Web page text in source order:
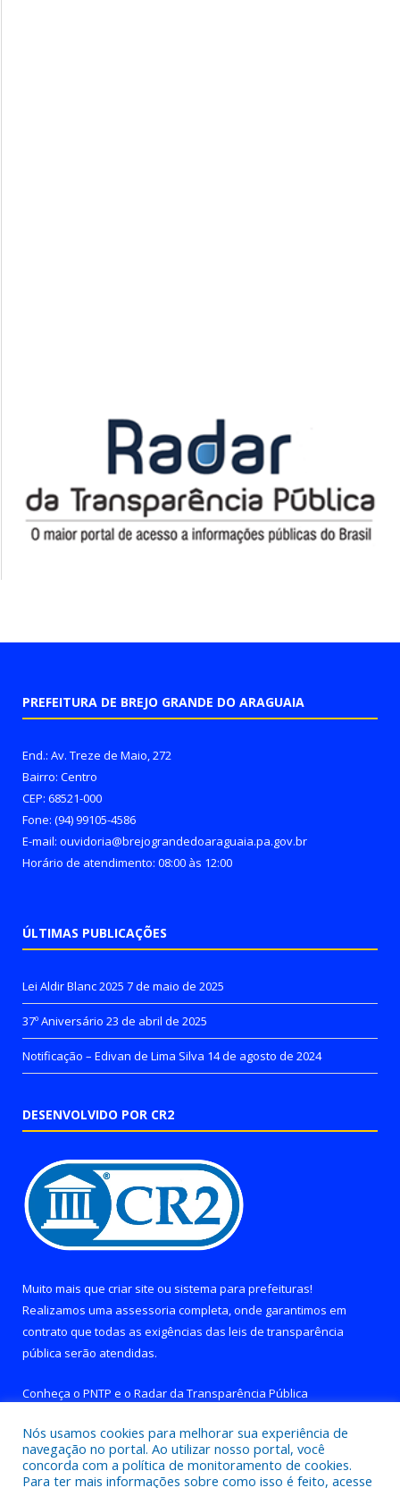
PREFEITURA DE BREJO GRANDE DO ARAGUAIA
End.: Av. Treze de Maio, 272
Bairro: Centro
CEP: 68521-000
Fone: (94) 99105-4586
E-mail: ouvidoria@brejograndedoaraguaia.pa.gov.br
Horário de atendimento: 08:00 às 12:00
ÚLTIMAS PUBLICAÇÕES
Lei Aldir Blanc 2025 7 de maio de 2025
37º Aniversário 23 de abril de 2025
Notificação – Edivan de Lima Silva 14 de agosto de 2024
DESENVOLVIDO POR CR2
Muito mais que criar site ou sistema para prefeituras!
Realizamos uma assessoria completa, onde garantimos em
contrato que todas as exigências das leis de transparência
pública serão atendidas.
Conheça o PNTP e o Radar da Transparência Pública
Nós usamos cookies para melhorar sua experiência de
navegação no portal. Ao utilizar nosso portal, você
concorda com a política de monitoramento de cookies.
Para ter mais informações sobre como isso é feito, acesse